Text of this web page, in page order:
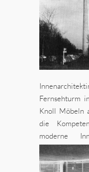
Fernsehturm
Knoll Möbeln
die
moderne